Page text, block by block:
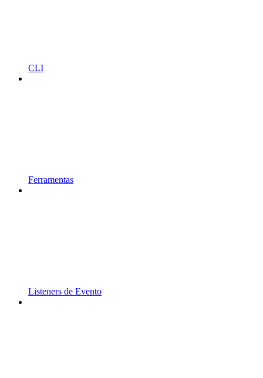
CLI
Ferramentas
Listeners de Evento